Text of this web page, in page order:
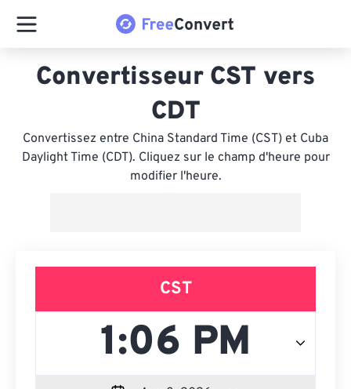
Convertisseur CST vers
CDT
Convertissez entre China Standard Time (CST) et Cuba
Daylight Time (CDT). Cliquez sur le champ d'heure pour
modifier l'heure.
CST